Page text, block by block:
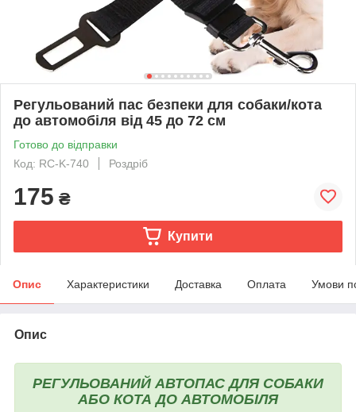
Регульований пас безпеки для собаки/кота
до автомобіля від 45 до 72 см
Готово до відправки
Код: RC-K-740
Роздріб
175 ₴
Купити
Опис Характеристики Доставка Оплата Умови
Опис
РЕГУЛЬОВАНИЙ АВТОПАС ДЛЯ СОБАКИ
АБО КОТА ДО АВТОМОБІЛЯ